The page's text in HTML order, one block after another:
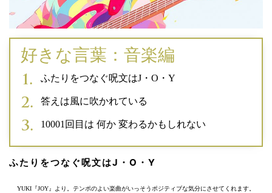
好きな言葉：音楽編
ふたりをつなぐ呪文はJ・O・Y
答えは風に吹かれている
10001回目は 何か 変わるかもしれない
ふたりをつなぐ呪文はJ・O・Y
YUKI『JOY』より。テンポのよい楽曲がいっそうポジティブな気分にさせてくれます。